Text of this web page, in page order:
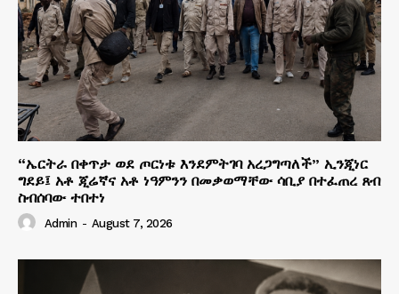
“ኤርትራ በቀጥታ ወደ ጦርነቱ እንደምትገባ አረጋግጣለች” ኢንጂነር
ግደይ፤ አቶ ጂሬኛና አቶ ነዓምንን በመቃወማቸው ሳቢያ በተፈጠረ ጸብ
ስብሰባው ተበተነ
Admin - August 7, 2026